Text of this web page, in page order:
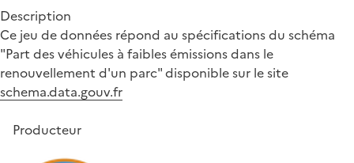
Description
Ce jeu de données répond au spécifications du schéma
"Part des véhicules à faibles émissions dans le
renouvellement d'un parc" disponible sur le site
schema.data.gouv.fr
Producteur